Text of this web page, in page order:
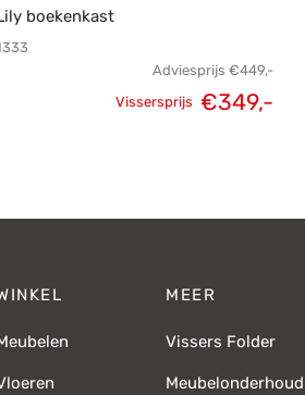
boekenkast
Adviesprijs €449,-
Vissersprijs €349,-
MEER
Vissers Folder
Meubelonderhoud